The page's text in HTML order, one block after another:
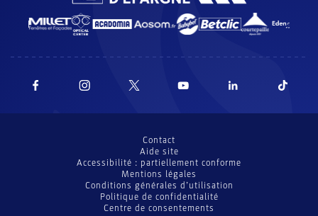
Contact
Aide site
Accessibilité : partiellement conforme
Mentions légales
Conditions générales d’utilisation
Politique de confidentialité
Centre de consentements